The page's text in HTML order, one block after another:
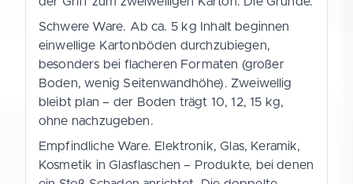
Schwere Ware. Ab ca. 5 kg Inhalt beginnen
einwellige Kartonböden durchzubiegen,
besonders bei flacheren Formaten (großer
Boden, wenig Seitenwandhöhe). Zweiwellig
bleibt plan – der Boden trägt 10, 12, 15 kg,
ohne nachzugeben.
Empfindliche Ware. Elektronik, Glas, Keramik,
Kosmetik in Glasflaschen – Produkte, bei denen